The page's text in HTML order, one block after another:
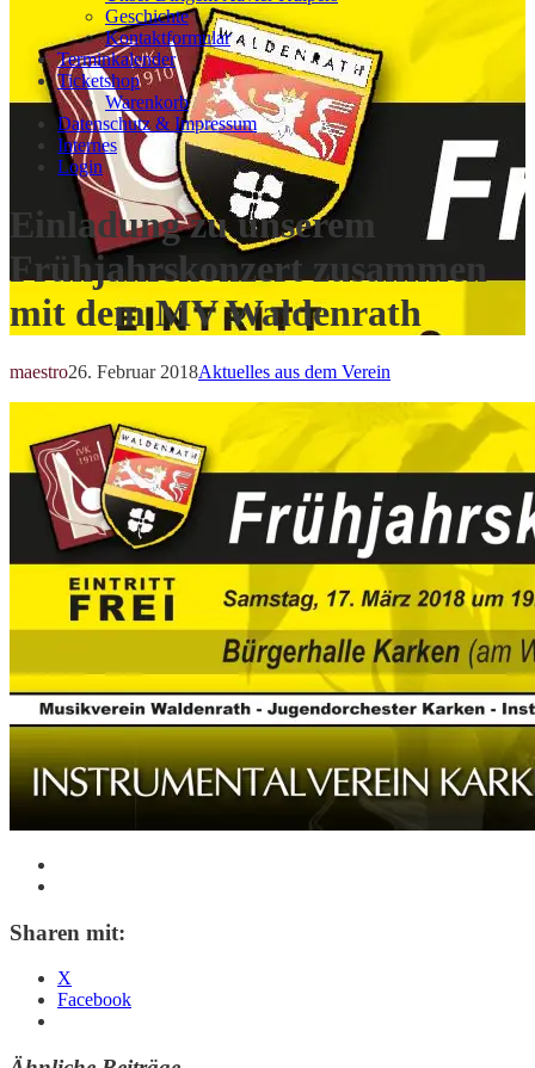
Geschichte
Kontaktformular
Terminkalender
Ticketshop
Warenkorb
Datenschutz & Impressum
Internes
Login
Einladung zu unserem
Frühjahrskonzert zusammen
mit dem MV Waldenrath
maestro26. Februar 2018Aktuelles aus dem Verein
Sharen mit:
X
Facebook